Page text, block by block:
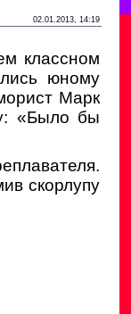
02.01.2013, 14:19
классном
юному
Марк
«Было бы
скорлупу